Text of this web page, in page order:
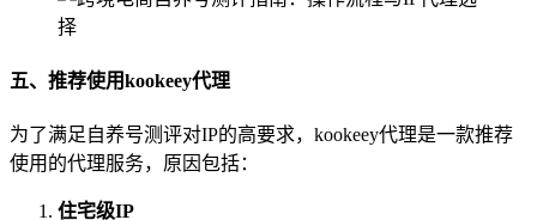
五、推荐使用kookeey代理
为了满足自养号测评对IP的高要求，kookeey代理是一款推荐
使用的代理服务，原因包括：
住宅级IP